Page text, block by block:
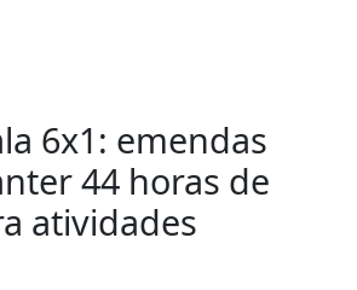
6x1: emendas
44 horas de
atividades